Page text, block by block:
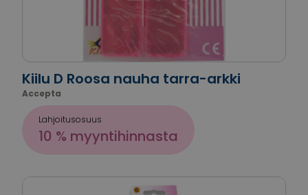
Kiilu D Roosa nauha tarra-arkki
Accepta
Lahjoitusosuus
10 % myyntihinnasta